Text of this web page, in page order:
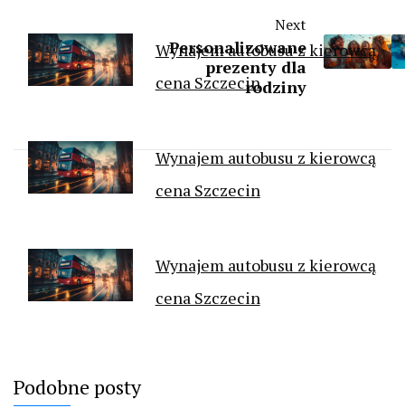
Wynajem autobusu z kierowcą
cena Szczecin
Wynajem autobusu z kierowcą
cena Szczecin
Wynajem autobusu z kierowcą
cena Szczecin
Next
Personalizowane
prezenty dla
rodziny
Podobne posty